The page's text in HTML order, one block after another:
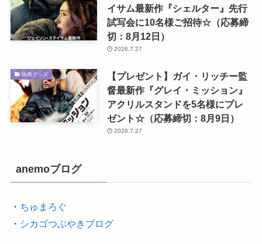
イサム最新作『シェルター』先行
試写会に10名様ご招待☆（応募締
切：8月12日）
2026.7.27
映画グッズ
【プレゼント】ガイ・リッチー監
督最新作『グレイ・ミッション』
アクリルスタンドを5名様にプレ
ゼント☆（応募締切：8月9日）
2026.7.27
anemoブログ
・ ちゅまろぐ
・ シカゴつぶやきブログ